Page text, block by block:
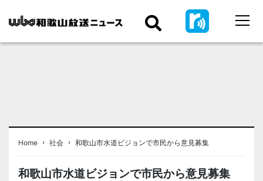
Home › 社会 › 和歌山市水道ビジョンで市民から意見募集
和歌山市水道ビジョンで市民から意見募集